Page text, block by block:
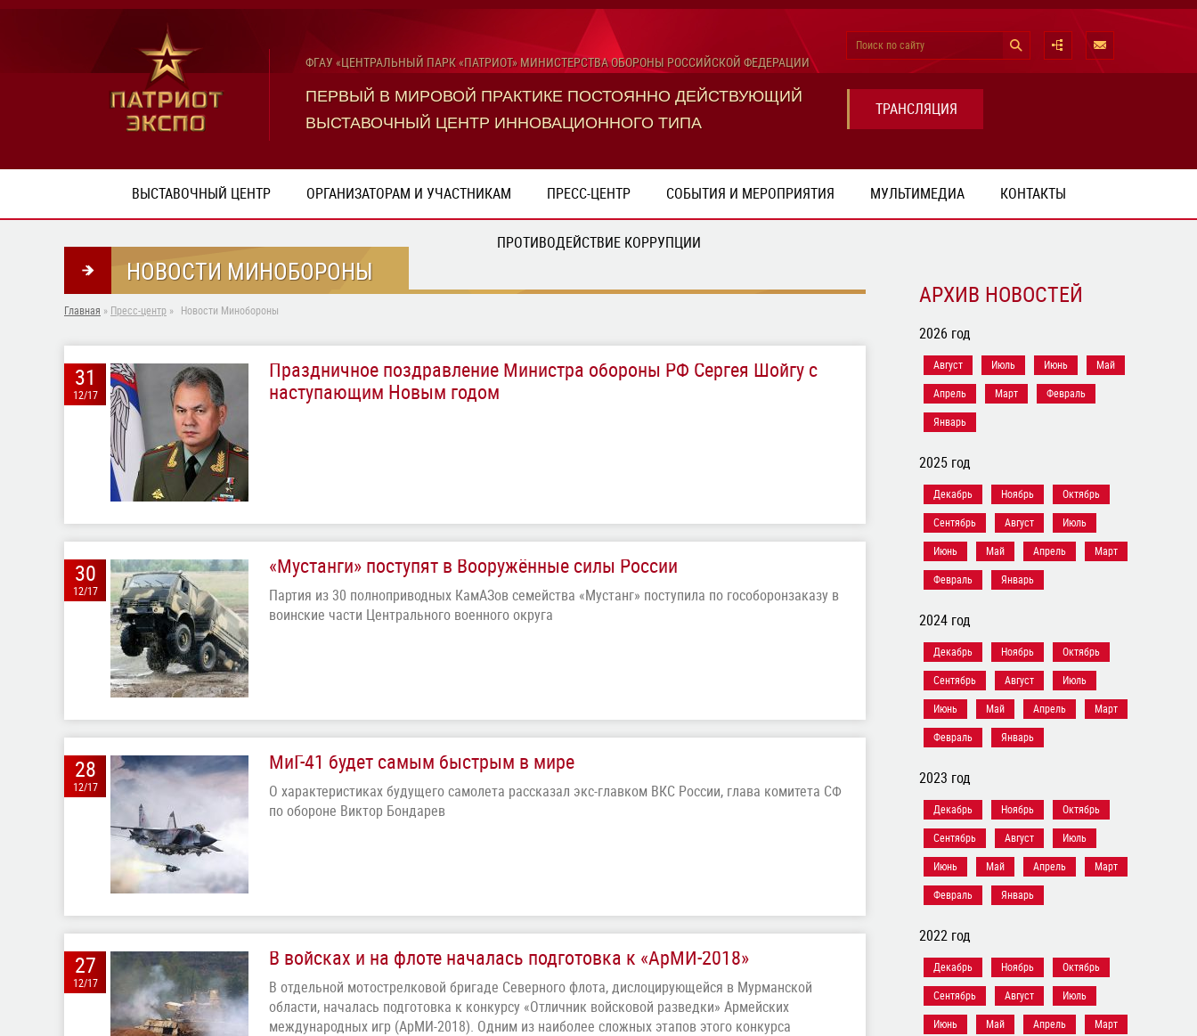
ФГАУ «ЦЕНТРАЛЬНЫЙ ПАРК «ПАТРИОТ» МИНИСТЕРСТВА ОБОРОНЫ РОССИЙСКОЙ ФЕДЕРАЦИИ
ПЕРВЫЙ В МИРОВОЙ ПРАКТИКЕ ПОСТОЯННО ДЕЙСТВУЮЩИЙ
ВЫСТАВОЧНЫЙ ЦЕНТР ИННОВАЦИОННОГО ТИПА
Поиск по сайту
ТРАНСЛЯЦИЯ
ВЫСТАВОЧНЫЙ ЦЕНТР ОРГАНИЗАТОРАМ И УЧАСТНИКАМ ПРЕСС-ЦЕНТР СОБЫТИЯ И МЕРОПРИЯТИЯ МУЛЬТИМЕДИА КОНТАКТЫ
ПРОТИВОДЕЙСТВИЕ КОРРУПЦИИ
НОВОСТИ МИНОБОРОНЫ
Главная » Пресс-центр » Новости Минобороны
31
12/17
Праздничное поздравление Министра обороны РФ Сергея Шойгу с
наступающим Новым годом
30
12/17
«Мустанги» поступят в Вооружённые силы России
Партия из 30 полноприводных КамАЗов семейства «Мустанг» поступила по гособоронзаказу в
воинские части Центрального военного округа
28
12/17
МиГ-41 будет самым быстрым в мире
О характеристиках будущего самолета рассказал экс-главком ВКС России, глава комитета СФ
по обороне Виктор Бондарев
27
12/17
В войсках и на флоте началась подготовка к «АрМИ-2018»
В отдельной мотострелковой бригаде Северного флота, дислоцирующейся в Мурманской
области, началась подготовка к конкурсу «Отличник войсковой разведки» Армейских
международных игр (АрМИ-2018). Одним из наиболее сложных этапов этого конкурса
АРХИВ НОВОСТЕЙ
2026 год
Август Июль Июнь Май
Апрель Март Февраль
Январь
2025 год
Декабрь Ноябрь Октябрь
Сентябрь Август Июль
Июнь Май Апрель Март
Февраль Январь
2024 год
Декабрь Ноябрь Октябрь
Сентябрь Август Июль
Июнь Май Апрель Март
Февраль Январь
2023 год
Декабрь Ноябрь Октябрь
Сентябрь Август Июль
Июнь Май Апрель Март
Февраль Январь
2022 год
Декабрь Ноябрь Октябрь
Сентябрь Август Июль
Июнь Май Апрель Март